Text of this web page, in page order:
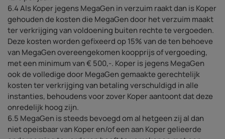
6.4 Als Koper jegens MegaGen in verzuim raakt dan is Koper
gehouden de kosten die MegaGen door het verzuim maakt
ter verkrijging van voldoening buiten rechte te vergoeden.
Deze kosten worden gefixeerd op 15% van de ten behoeve
van MegaGen overeengekomen koopprijs of vergoeding,
met een minimum van € 500,-. Koper is jegens MegaGen
ook de volledige door MegaGen gemaakte gerechtelijk
kosten ter verkrijging van betaling verschuldigd in alle
instanties, behoudens voor zover Koper aantoont dat deze
onredelijk hoog zijn.
6.5 MegaGen is steeds bevoegd om al hetgeen zij al dan
niet opeisbaar van Koper en/of een aan Koper gelieerde